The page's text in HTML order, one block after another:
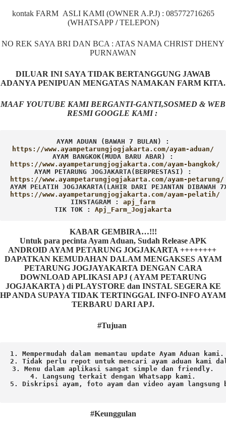
kontak FARM ASLI KAMI (OWNER A.P.J) : 085772716265
(WHATSAPP /TELEPON)
NO REK SAYA BRI DAN BCA : ATAS NAMA CHRIST DHENY
PURNAWAN
DILUAR INI SAYA TIDAK BERTANGGUNG JAWAB
ADANYA PENIPUAN MENGATAS NAMAKAN FARM KITA.
MAAF YOUTUBE KAMI BERGANTI-GANTI,SOSMED & WEB
RESMI GOOGLE KAMI :
AYAM ADUAN (BAWAH 7 BULAN) :
AYAM BANGKOK(MUDA BARU ABAR) :
AYAM PETARUNG JOGJAKARTA(BERPRESTASI) :
AYAM PELATIH JOGJAKARTA(LAHIR DARI PEJANTAN DIBAWAH
IINSTAGRAM :
TIK TOK : Apj_Farm_Jogjakarta
KABAR GEMBIRA…!!!
Untuk para pecinta Ayam Aduan, Sudah Release APK
ANDROID AYAM PETARUNG JOGJAKARTA ++++++++
DAPATKAN KEMUDAHAN DALAM MENGAKSES AYAM
PETARUNG JOGJAYAKARTA DENGAN CARA
DOWNLOAD APLIKASI APJ ( AYAM PETARUNG
JOGJAKARTA ) di PLAYSTORE dan INSTAL SEGERA KE
HP ANDA SUPAYA TIDAK TERTINGGAL INFO-INFO AYAM
TERBARU DARI APJ.
#Tujuan
1. Mempermudah dalam memantau update Ayam Aduan kami.
2. Tidak perlu repot untuk mencari ayam aduan kami
3. Menu dalam aplikasi sangat simple dan friendly.
4. Langsung terkait dengan Whatsapp kami.
5. Diskripsi ayam, foto ayam dan video ayam
#Keunggulan